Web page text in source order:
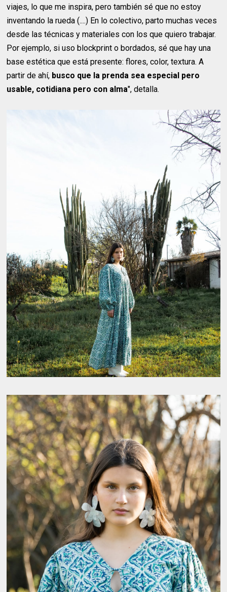
viajes, lo que me inspira, pero también sé que no estoy
inventando la rueda (....) En lo colectivo, parto muchas veces
desde las técnicas y materiales con los que quiero trabajar.
Por ejemplo, si uso blockprint o bordados, sé que hay una
base estética que está presente: flores, color, textura. A
partir de ahí, busco que la prenda sea especial pero
usable, cotidiana pero con alma", detalla.